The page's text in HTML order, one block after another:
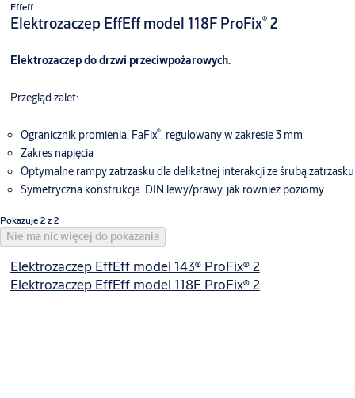
Effeff
Elektrozaczep EffEff model 118F ProFix®2
Elektrozaczep do drzwi przeciwpożarowych.
Przegląd zalet:
Ogranicznik promienia, FaFix®, regulowany w zakresie 3 mm
Zakres napięcia
Optymalne rampy zatrzasku dla delikatnej interakcji ze śrubą zatrzasku
Symetryczna konstrukcja. DIN lewy/prawy, jak również poziomy
Pokazuje 2 z 2
Nie ma nic więcej do pokazania
Elektrozaczep EffEff model 143® ProFix® 2
Elektrozaczep EffEff model 118F ProFix® 2